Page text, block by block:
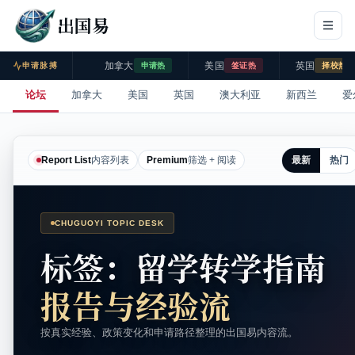
出国易
申请脉搏 加拿大 申请热 美国 签证热 英国 择校热
论坛 加拿大 美国 英国 澳大利亚 新西兰 爱
Report List内容列表 Premium筛选 + 阅读 最新 热门
CHUGUOYI TOPIC DESK
标签：留学转学指南
报告与经验流
按真实经验、政策变化和申请路径整理的出国易内容流。